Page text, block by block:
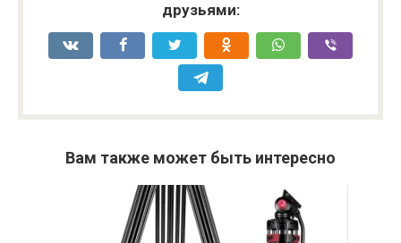
друзьями:
Вам также может быть интересно